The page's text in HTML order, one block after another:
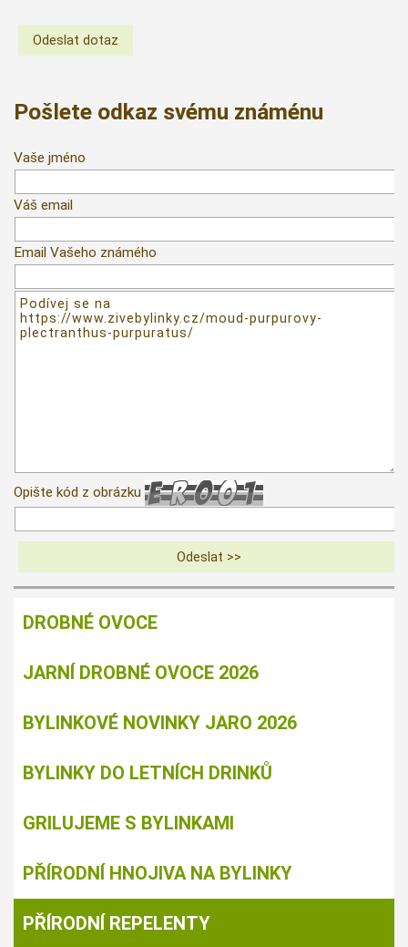
Pošlete odkaz svému známénu
Vaše jméno
Váš email
Email Vašeho známého
Opište kód z obrázku
DROBNÉ OVOCE
JARNÍ DROBNÉ OVOCE 2026
BYLINKOVÉ NOVINKY JARO 2026
BYLINKY DO LETNÍCH DRINKŮ
GRILUJEME S BYLINKAMI
PŘÍRODNÍ HNOJIVA NA BYLINKY
PŘÍRODNÍ REPELENTY